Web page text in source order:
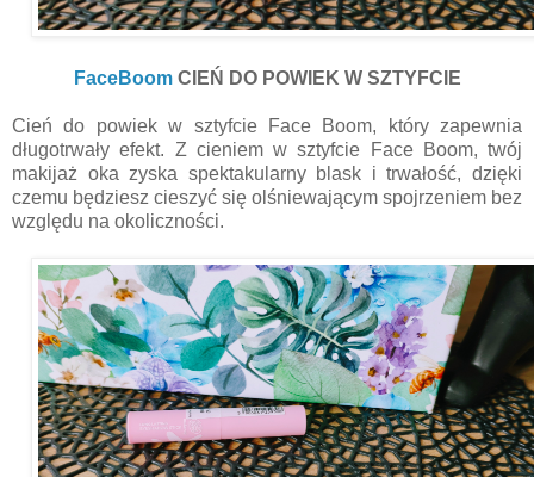
FaceBoom CIEŃ DO POWIEK W SZTYFCIE
Cień do powiek w sztyfcie Face Boom, który zapewnia
długotrwały efekt. Z cieniem w sztyfcie Face Boom, twój
makijaż oka zyska spektakularny blask i trwałość, dzięki
czemu będziesz cieszyć się olśniewającym spojrzeniem bez
względu na okoliczności.